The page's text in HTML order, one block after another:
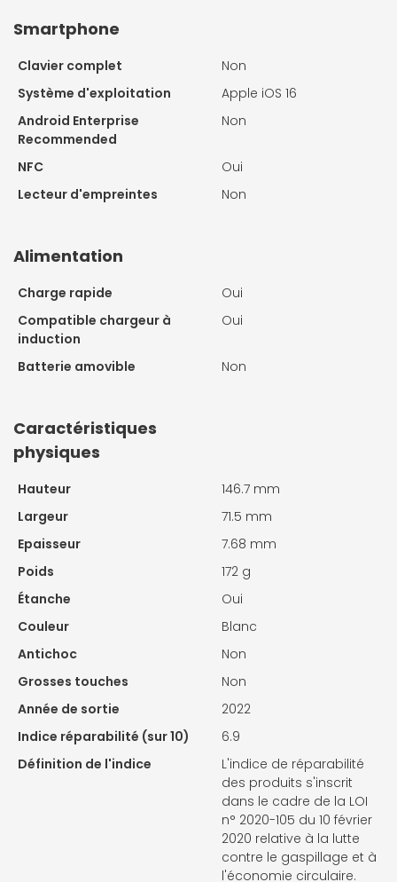
Smartphone
Clavier complet
Non
Système d'exploitation
Apple iOS 16
Android Enterprise
Recommended
Non
NFC
Oui
Lecteur d'empreintes
Non
Alimentation
Charge rapide
Oui
Compatible chargeur à
induction
Oui
Batterie amovible Non
Caractéristiques
physiques
Hauteur
146.7 mm
Largeur
71.5 mm
Epaisseur
7.68 mm
Poids
172 g
Étanche
Oui
Couleur
Blanc
Antichoc
Non
Grosses touches
Non
Année de sortie
2022
Indice réparabilité (sur 10)
6.9
Définition de l'indice
L'indice de réparabilité
des produits s'inscrit
dans le cadre de la LOI
n° 2020-105 du 10 février
2020 relative à la lutte
contre le gaspillage et à
l'économie circulaire.